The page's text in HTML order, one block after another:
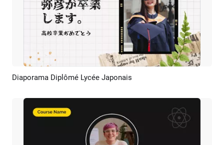
Aperçu Créer IA
Diaporama Diplômé Lycée Japonais